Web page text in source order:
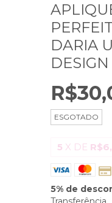
DARIA
DESIGN
ESGOTADO
5 X DE
5% de